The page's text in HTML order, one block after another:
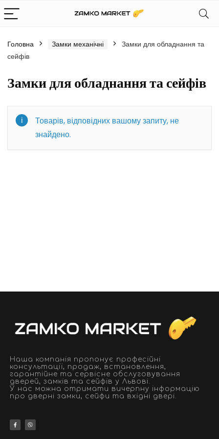
Головна Замки механічні
Замки для обладнання та
сейфів
Замки для обладнання та сейфів
Товарів, відповідних вашому запиту, не
знайдено.
Наша компанія пропонує професійні
консультації, продаж, встановлення,
гарантійне та сервісне обслуговування
дверей, замків та сейфів у Львові.
У нас можна отримати вичерпну інформацію
про дверні замки, сейфи та вхідні двері.